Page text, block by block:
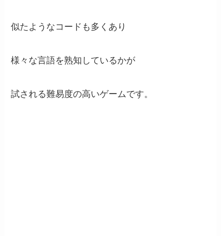
似たようなコードも多くあり
様々な言語を熟知しているかが
試される難易度の高いゲームです。